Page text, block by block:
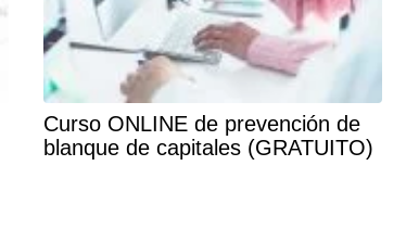
Curso ONLINE de prevención de
blanque de capitales (GRATUITO)